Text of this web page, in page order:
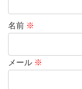
名前 ※
メール ※